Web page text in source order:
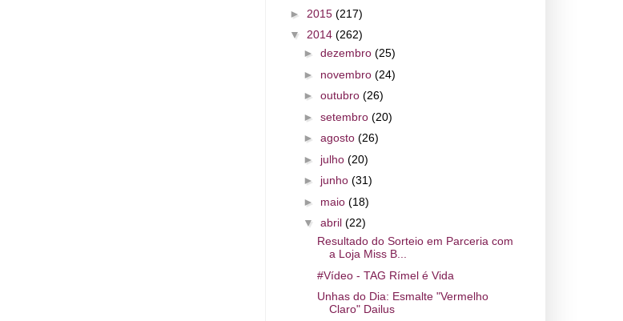
► 2015 (217)
▼ 2014 (262)
► dezembro (25)
► novembro (24)
► outubro (26)
► setembro (20)
► agosto (26)
► julho (20)
► junho (31)
► maio (18)
▼ abril (22)
Resultado do Sorteio em Parceria com
a Loja Miss B...
#Vídeo - TAG Rímel é Vida
Unhas do Dia: Esmalte "Vermelho
Claro" Dailus